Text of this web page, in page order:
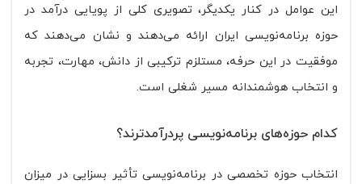
این عوامل در کنار یکدیگر، تصویری کلی از پویایی درآمد در
حوزه برنامه‌نویسی ایران ارائه می‌دهند و نشان می‌دهند که
موفقیت در این حرفه، مستلزم ترکیبی از دانش، مهارت، تجربه
و انتخاب هوشمندانه مسیر شغلی است.
کدام حوزه‌های برنامه‌نویسی پردرآمدترند؟
انتخاب حوزه تخصصی در برنامه‌نویسی تأثیر بسزایی در میزان